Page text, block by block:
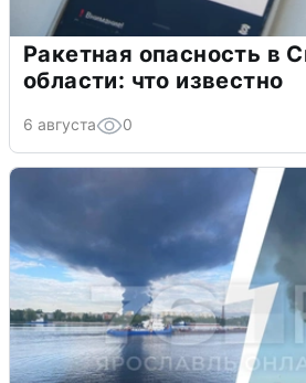
Ракетная опасность в
области: что известно
6 августа 0